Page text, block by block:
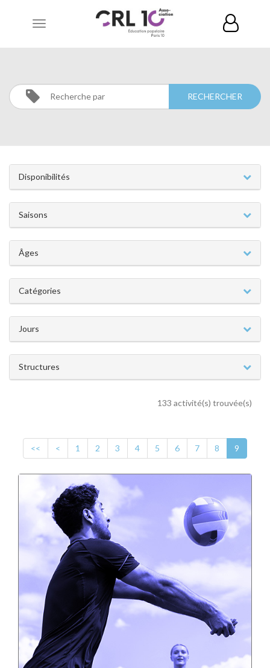
Toggle
CATÉGORIES
Disponibilités
Saisons
Âges
Catégories
Jours
Structures
133 activité(s) trouvée(s)
<< < 1 2 3 4 5 6 7 8 9